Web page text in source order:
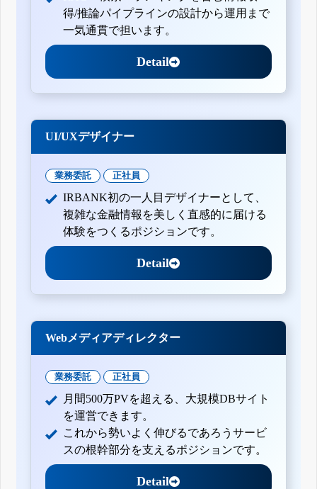
得/推論パイプラインの設計から運用まで
一気通貫で担います。
Detail
UI/UXデザイナー
業務委託 正社員
IRBANK初の一人目デザイナーとして、
複雑な金融情報を美しく直感的に届ける
体験をつくるポジションです。
Detail
Webメディアディレクター
業務委託 正社員
月間500万PVを超える、大規模DBサイト
を運営できます。
これから勢いよく伸びるであろうサービ
スの根幹部分を支えるポジションです。
Detail